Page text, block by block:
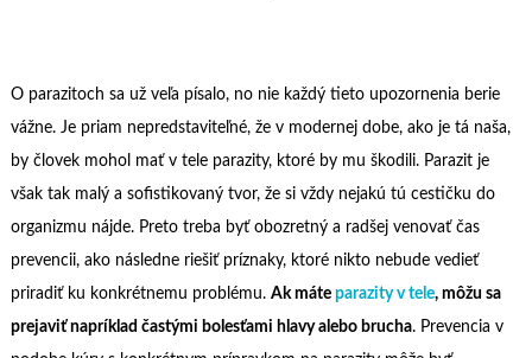
O parazitoch sa už veľa písalo, no nie každý tieto upozornenia berie
vážne. Je priam nepredstaviteľné, že v modernej dobe, ako je tá naša,
by človek mohol mať v tele parazity, ktoré by mu škodili. Parazit je
však tak malý a sofistikovaný tvor, že si vždy nejakú tú cestičku do
organizmu nájde. Preto treba byť obozretný a radšej venovať čas
prevencii, ako následne riešiť príznaky, ktoré nikto nebude vedieť
priradiť ku konkrétnemu problému. Ak máte parazity v tele, môžu sa
prejaviť napríklad častými bolesťami hlavy alebo brucha. Prevencia v